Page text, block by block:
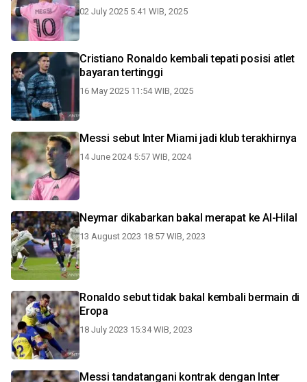
02 July 2025 5:41 WIB, 2025
Cristiano Ronaldo kembali tepati posisi atlet
bayaran tertinggi
16 May 2025 11:54 WIB, 2025
Messi sebut Inter Miami jadi klub terakhirnya
14 June 2024 5:57 WIB, 2024
Neymar dikabarkan bakal merapat ke Al-Hilal
13 August 2023 18:57 WIB, 2023
Ronaldo sebut tidak bakal kembali bermain di
Eropa
18 July 2023 15:34 WIB, 2023
Messi tandatangani kontrak dengan Inter